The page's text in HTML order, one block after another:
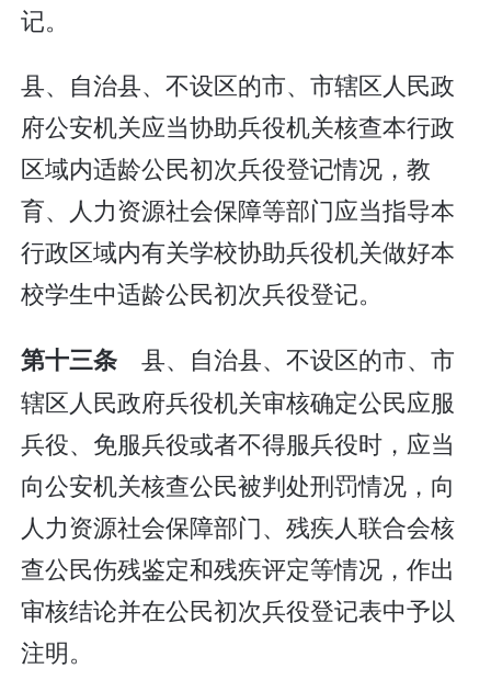
记。
县、自治县、不设区的市、市辖区人民政
府公安机关应当协助兵役机关核查本行政
区域内适龄公民初次兵役登记情况，教
育、人力资源社会保障等部门应当指导本
行政区域内有关学校协助兵役机关做好本
校学生中适龄公民初次兵役登记。
第十三条县、自治县、不设区的市、市
辖区人民政府兵役机关审核确定公民应服
兵役、免服兵役或者不得服兵役时，应当
向公安机关核查公民被判处刑罚情况，向
人力资源社会保障部门、残疾人联合会核
查公民伤残鉴定和残疾评定等情况，作出
审核结论并在公民初次兵役登记表中予以
注明。